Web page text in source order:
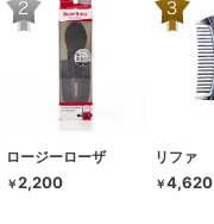
ロージーローザ
￥2,200
リファ
￥4,620